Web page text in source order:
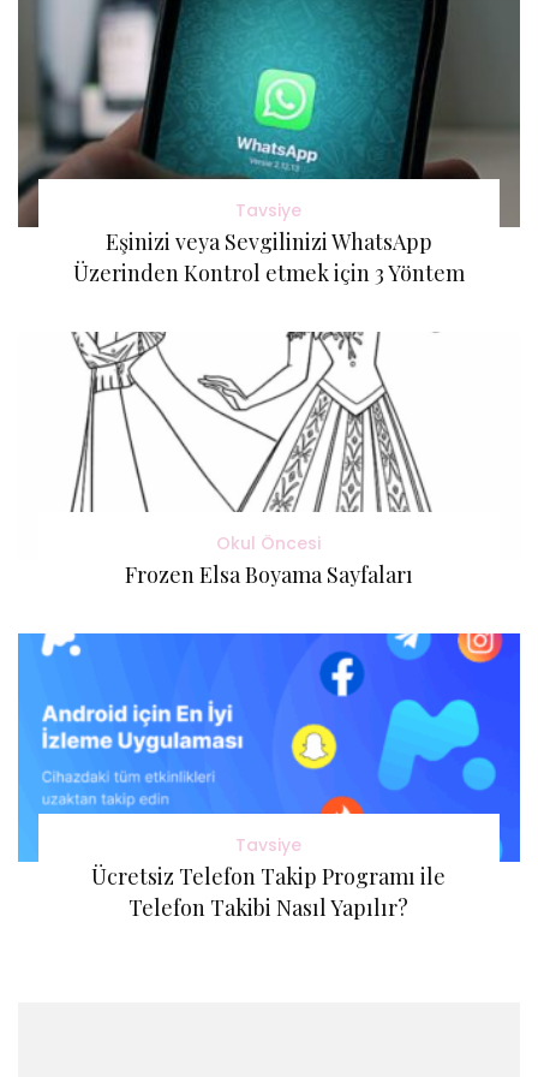
Tavsiye
Eşinizi veya Sevgilinizi WhatsApp
Üzerinden Kontrol etmek için 3 Yöntem
Okul Öncesi
Frozen Elsa Boyama Sayfaları
Tavsiye
Ücretsiz Telefon Takip Programı ile
Telefon Takibi Nasıl Yapılır?